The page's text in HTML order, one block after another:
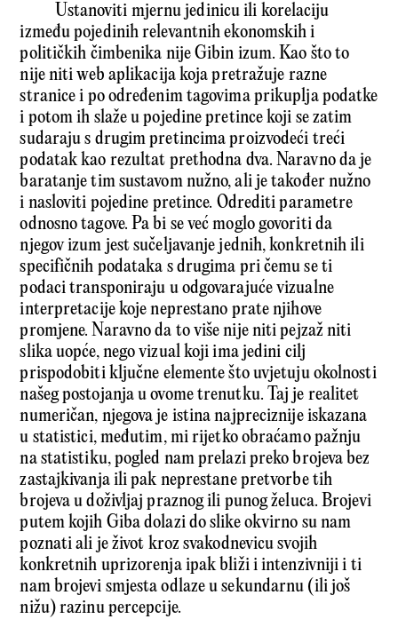
Ustanoviti mjernu jedinicu ili korelaciju
između pojedinih relevantnih ekonomskih i
političkih čimbenika nije Gibin izum. Kao što to
nije niti web aplikacija koja pretražuje razne
stranice i po određenim tagovima prikuplja podatke
i potom ih slaže u pojedine pretince koji se zatim
sudaraju s drugim pretincima proizvodeći treći
podatak kao rezultat prethodna dva. Naravno da je
baratanje tim sustavom nužno, ali je također nužno
i nasloviti pojedine pretince. Odrediti parametre
odnosno tagove. Pa bi se već moglo govoriti da
njegov izum jest sučeljavanje jednih, konkretnih ili
specifičnih podataka s drugima pri čemu se ti
podaci transponiraju u odgovarajuće vizualne
interpretacije koje neprestano prate njihove
promjene. Naravno da to više nije niti pejzaž niti
slika uopće, nego vizual koji ima jedini cilj
prispodobiti ključne elemente što uvjetuju okolnosti
našeg postojanja u ovome trenutku. Taj je realitet
numeričan, njegova je istina najpreciznije iskazana
u statistici, međutim, mi rijetko obraćamo pažnju
na statistiku, pogled nam prelazi preko brojeva bez
zastajkivanja ili pak neprestane pretvorbe tih
brojeva u doživljaj praznog ili punog želuca. Brojevi
putem kojih Giba dolazi do slike okvirno su nam
poznati ali je život kroz svakodnevicu svojih
konkretnih uprizorenja ipak bliži i intenzivniji i ti
nam brojevi smjesta odlaze u sekundarnu (ili još
nižu) razinu percepcije.